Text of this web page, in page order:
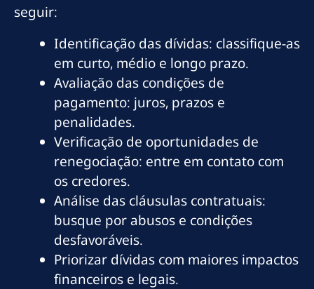
seguir:
Identificação das dívidas: classifique-as
em curto, médio e longo prazo.
Avaliação das condições de
pagamento: juros, prazos e
penalidades.
Verificação de oportunidades de
renegociação: entre em contato com
os credores.
Análise das cláusulas contratuais:
busque por abusos e condições
desfavoráveis.
Priorizar dívidas com maiores impactos
financeiros e legais.